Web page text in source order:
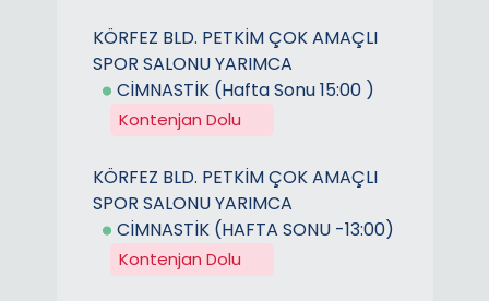
KÖRFEZ BLD. PETKİM ÇOK AMAÇLI
SPOR SALONU YARIMCA
CİMNASTİK (Hafta Sonu 15:00 )
Kontenjan Dolu
KÖRFEZ BLD. PETKİM ÇOK AMAÇLI
SPOR SALONU YARIMCA
CİMNASTİK (HAFTA SONU -13:00)
Kontenjan Dolu